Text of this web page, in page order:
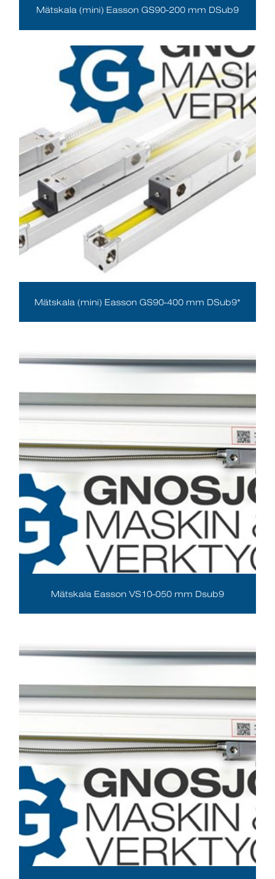
Mätskala (mini) Easson GS90-200 mm DSub9
Mätskala (mini) Easson GS90-400 mm DSub9*
Mätskala Easson VS10-050 mm Dsub9